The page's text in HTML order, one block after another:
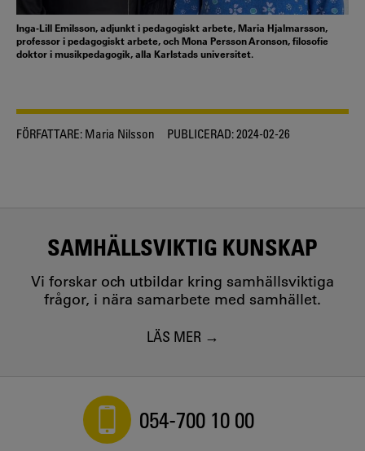
Inga-Lill Emilsson, adjunkt i pedagogiskt arbete, Maria Hjalmarsson,
professor i pedagogiskt arbete, och Mona Persson Aronson, filosofie
doktor i musikpedagogik, alla Karlstads universitet.
FÖRFATTARE: Maria Nilsson PUBLICERAD:2024-02-26
SAMHÄLLSVIKTIG KUNSKAP
Vi forskar och utbildar kring samhällsviktiga
frågor, i nära samarbete med samhället.
LÄS MER
054-700 10 00